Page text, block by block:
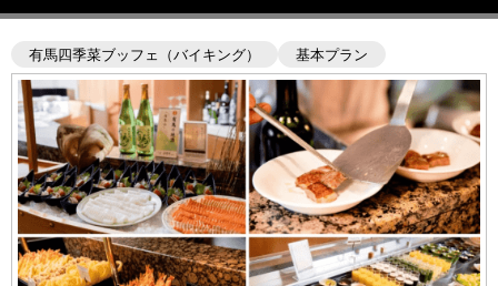
有馬四季菜ブッフェ（バイキング） 基本プラン